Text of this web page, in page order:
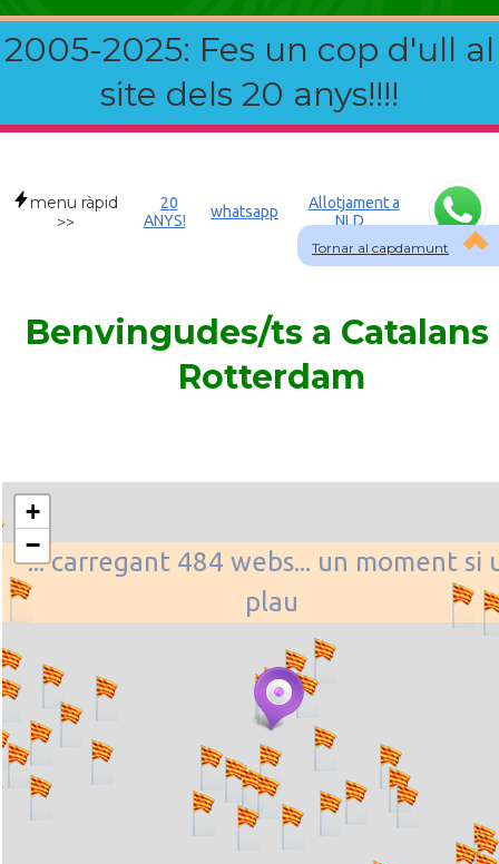
2005-2025: Fes un cop d'ull al
site dels 20 anys!!!!
Tornar al capdamunt
menu ràpid
>>
20
ANYS!
whatsapp
Allotjament a
NLD
Benvingudes/ts a Catalans
Rotterdam
... carregant 484 webs... un moment si
plau
+
−